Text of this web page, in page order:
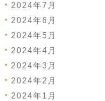
2024年7月
2024年6月
2024年5月
2024年4月
2024年3月
2024年2月
2024年1月